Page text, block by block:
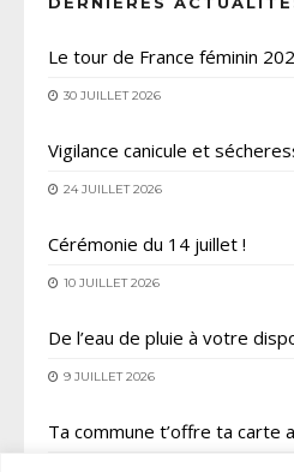
Le tour de France féminin
30 JUILLET 2026
Vigilance canicule et
24 JUILLET 2026
Cérémonie du 14 juillet !
10 JUILLET 2026
De l’eau de pluie à votre
9 JUILLET 2026
Ta commune t’offre ta carte